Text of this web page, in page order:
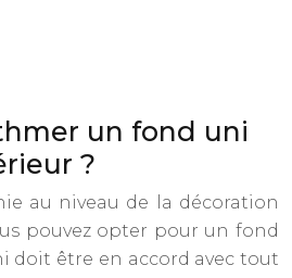
un fond uni
?
au niveau de la décoration
pouvez opter pour un fond
doit être en accord avec tout